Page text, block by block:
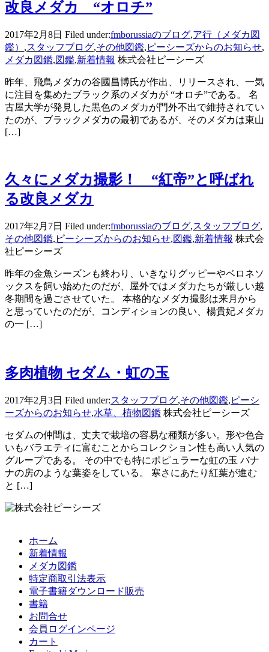
改良メダカ “オロチ”
2017年2月8日 Filed under:fmborussiaのブログ,ア行（メダカ図
鑑） ,スタッフブログ,その他図鑑, ピーシーズからのお知らせ,
メダカ図鑑,図鑑,新着情報 株式会社ピーシーズ
昨年、飛鳥メダカの谷國昌博氏が作出、リリースされ、一気
に注目を集めたブラック系のメダカが “オロチ”である。 名
古屋大学が発見した黒色のメダカが門外不出で維持されてい
たのが、ブラックメダカの最初であるが、そのメダカは東山
[…]
久々にメダカ撮影！ “紅帝”と呼ばれ
る改良メダカ
2017年2月7日 Filed under:fmborussiaのブログ,スタッフブログ,
その他図鑑, ピーシーズからのお知らせ,図鑑,新着情報 株式会
社ピーシーズ
昨年の金魚シーズンも終わり、いきなりグッピーやベロネソ
ックスを飼い始めたのだが、屋外ではメダカたちが厳しい越
冬期間を過ごさせていた。 本格的なメダカ撮影は来月から
と思っていたのだが、コンディションの良い、楊貴妃メダカ
の一 […]
多肉植物 セダム・虹の玉
2017年2月3日 Filed under:スタッフブログ,その他図鑑, ピーシ
ーズからのお知らせ,水草、植物図鑑 株式会社ピーシーズ
セダムの仲間は、丈夫で栽培の容易な種類が多い。形や色合
いもバラエティに富むことからコレクション性も高い人気の
グループである。 その中でも特にポピュラーな虹の玉 バナ
ナの房のような葉姿をしている。 寒さにあたり紅葉が進む
と […]
ホーム
新着情報
メダカ図鑑
特定商取引法表示
電子書籍ダウンロード販売
書籍
お問合せ
会員ログインページ
カート